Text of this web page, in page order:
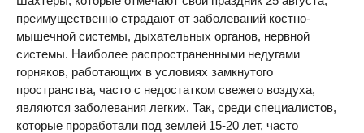
преимущественно страдают от заболеваний костно-
мышечной системы, дыхательных органов, нервной
системы. Наиболее распространенными недугами
горняков, работающих в условиях замкнутого
пространства, часто с недостатком свежего воздуха,
являются заболевания легких. Так, среди специалистов,
которые проработали под землей 15-20 лет, часто